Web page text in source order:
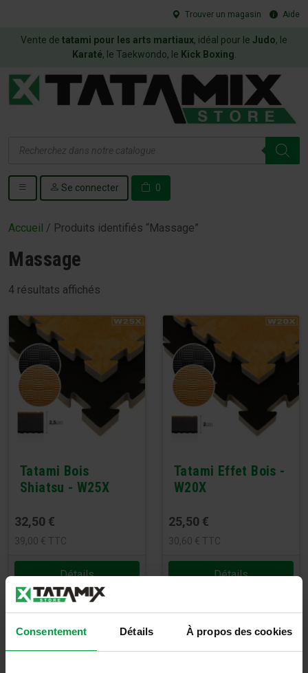
Consentement Détails À propos des cookies
Trouver un magasin Aide
Vente de tatami pour les arts martiaux, idéal pour le Judo, le
Karaté, le Taekwondo, le Kick Boxing
de
Se connecter 0
Accueil / Produits identifiés “Massage”
Massage
4 résultats affichés
Tatami Bois
Shiatsu - W25X
32,50 €
39,00 € TTC
Détails
Tatami Effet Bois -
W20X
25,50 €
30,60 € TTC
Détails